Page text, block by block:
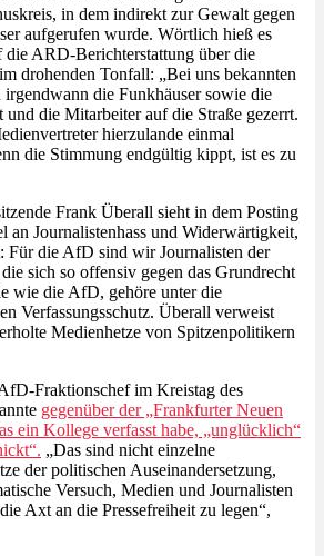
in dem indirekt zur Gewalt gegen
aufgerufen wurde. Wörtlich hieß es
die ARD-Berichterstattung über die
drohenden Tonfall: „Bei uns bekannten
die Funkhäuser sowie die
und die Mitarbeiter auf die Straße gezerrt.
hierzulande einmal
die Stimmung endgültig kippt, ist es zu
Frank Überall sieht in dem Posting
an Journalistenhass und Widerwärtigkeit,
Für die AfD sind wir Journalisten der
sich so offensiv gegen das Grundrecht
wie die AfD, gehöre unter die
Verfassungsschutz. Überall verweist
Medienhetze von Spitzenpolitikern
Fraktionschef im Kreistag des
gegenüber der „Frankfurter Neuen
ein Kollege verfasst habe, „unglücklich“
„Das sind nicht einzelne
der politischen Auseinandersetzung,
Versuch, Medien und Journalisten
Axt an die Pressefreiheit zu legen“,